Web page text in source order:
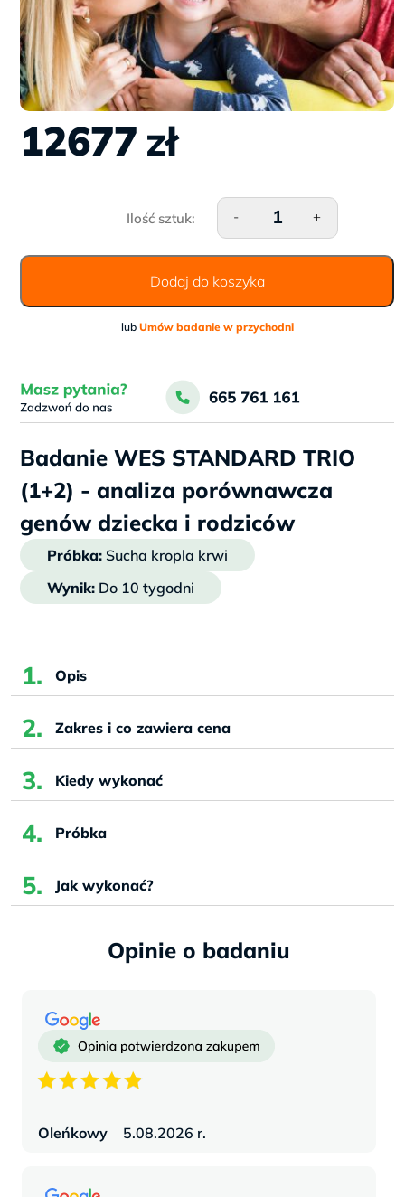
Badanie WES STANDARD TRIO
(1+2) - analiza porównawcza
genów dziecka i rodziców
Próbka: Sucha kropla krwi
Wynik: Do 10 tygodni
12677zł
ilość Badanie WES
TRIO (1+2) - analiza
- +
Dodaj do koszyka
lub Umów badanie w przychodni
Opis
Zakres i co zawiera cena
Kiedy wykonać
Próbka
Jak wykonać?
Opinie
Oleńkowy 5.08.2026 r.